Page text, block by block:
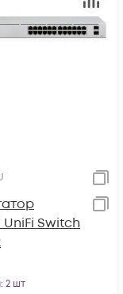
Switch
: 2 шт